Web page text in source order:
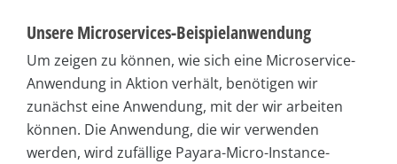
Unsere Microservices-Beispielanwendung
Um zeigen zu können, wie sich eine Microservice-
Anwendung in Aktion verhält, benötigen wir
zunächst eine Anwendung, mit der wir arbeiten
können. Die Anwendung, die wir verwenden
werden, wird zufällige Payara-Micro-Instance-